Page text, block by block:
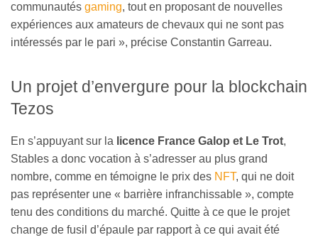
communautés gaming, tout en proposant de nouvelles
expériences aux amateurs de chevaux qui ne sont pas
intéressés par le pari », précise Constantin Garreau.
Un projet d’envergure pour la blockchain
Tezos
En s’appuyant sur la licence France Galop et Le Trot,
Stables a donc vocation à s’adresser au plus grand
nombre, comme en témoigne le prix des NFT, qui ne doit
pas représenter une « barrière infranchissable », compte
tenu des conditions du marché. Quitte à ce que le projet
change de fusil d’épaule par rapport à ce qui avait été